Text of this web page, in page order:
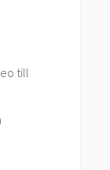
till